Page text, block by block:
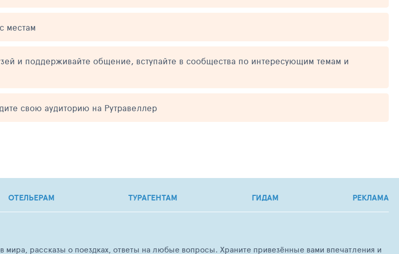
местам
и поддерживайте общение, вступайте в сообщества по интересующим темам и
свою аудиторию на Рутравеллер
ОТЕЛЬЕРАМ ТУРАГЕНТАМ ГИДАМ РЕКЛАМА
мира, рассказы о поездках, ответы на любые вопросы. Храните привезённые вами впечатления и